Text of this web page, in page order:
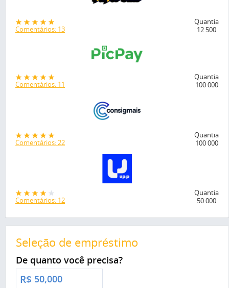
Comentários: 13
Quantia
12 500
Comentários: 11
Quantia
100 000
Comentários: 22
Quantia
100 000
Comentários: 12
Quantia
50 000
Seleção de empréstimo
De quanto você precisa?
R$